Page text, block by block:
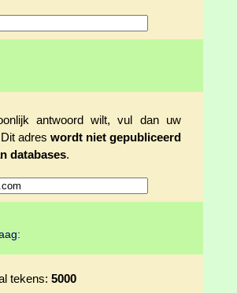
antwoord wilt, vul dan uw
adres wordt niet gepubliceerd
databases.
tekens: 5000